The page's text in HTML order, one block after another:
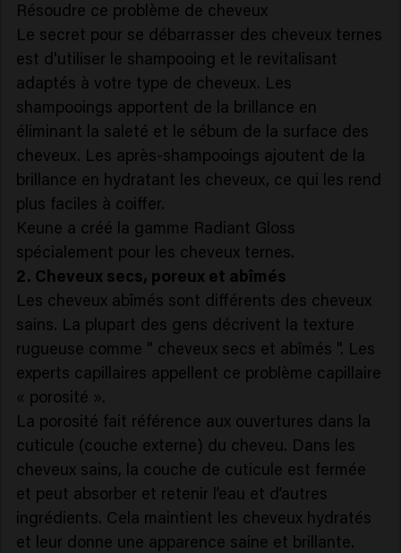
Résoudre ce problème de cheveux
Le secret pour se débarrasser des cheveux ternes
est d'utiliser le shampooing et le revitalisant
adaptés à votre type de cheveux. Les
shampooings apportent de la brillance en
éliminant la saleté et le sébum de la surface des
cheveux. Les après-shampooings ajoutent de la
brillance en hydratant les cheveux, ce qui les rend
plus faciles à coiffer.
Keune a créé la gamme Radiant Gloss
spécialement pour les cheveux ternes.
2. Cheveux secs, poreux et abîmés
Les cheveux abîmés sont différents des cheveux
sains. La plupart des gens décrivent la texture
rugueuse comme " cheveux secs et abîmés ". Les
experts capillaires appellent ce problème capillaire
« porosité ».
La porosité fait référence aux ouvertures dans la
cuticule (couche externe) du cheveu. Dans les
cheveux sains, la couche de cuticule est fermée
et peut absorber et retenir l’eau et d’autres
ingrédients. Cela maintient les cheveux hydratés
et leur donne une apparence saine et brillante.